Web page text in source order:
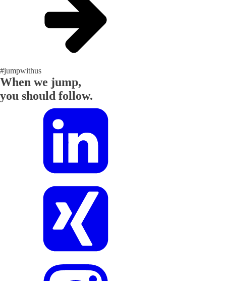
#jumpwithus
When we jump,
you should follow.